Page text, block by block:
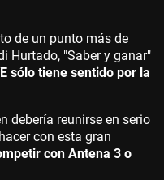
de un punto más de
Hurtado, "Saber y ganar"
sólo tiene sentido por la
debería reunirse en serio
con esta gran
con Antena 3 o